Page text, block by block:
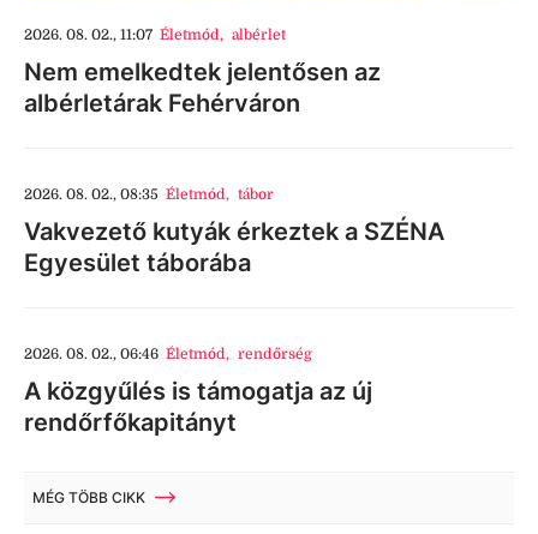
2026. 08. 02., 11:07 Életmód, albérlet
Nem emelkedtek jelentősen az
albérletárak Fehérváron
2026. 08. 02., 08:35 Életmód, tábor
Vakvezető kutyák érkeztek a SZÉNA
Egyesület táborába
2026. 08. 02., 06:46 Életmód, rendőrség
A közgyűlés is támogatja az új
rendőrfőkapitányt
MÉG TÖBB CIKK